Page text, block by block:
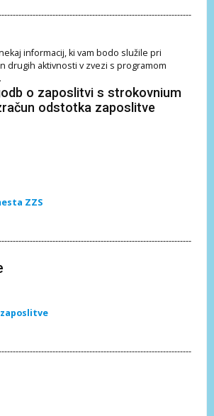
informacij, ki vam bodo služile pri
drugih aktivnosti v zvezi s programom
o zaposlitvi s strokovnium
odstotka zaposlitve
ZZS